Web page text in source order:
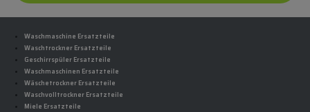
Waschmaschine Ersatzteile
Waschtrockner Ersatzteile
Geschirrspüler Ersatzteile
Waschmaschinen Ersatzteile
Wäschetrockner Ersatzteile
Waschvolltrockner Ersatzteile
Miele Ersatzteile